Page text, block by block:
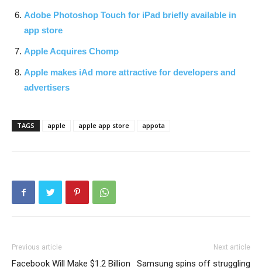
Adobe Photoshop Touch for iPad briefly available in
app store
Apple Acquires Chomp
Apple makes iAd more attractive for developers and
advertisers
TAGS apple apple app store appota
Previous article
Facebook Will Make $1.2 Billion
Next article
Samsung spins off struggling